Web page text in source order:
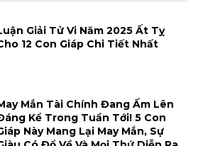
Giải Tử Vi Năm 2025 Ất Tỵ
12 Con Giáp Chi Tiết Nhất
Mắn Tài Chính Đang Ấm Lên
Kể Trong Tuần Tới! 5 Con
Này Mang Lại May Mắn, Sự